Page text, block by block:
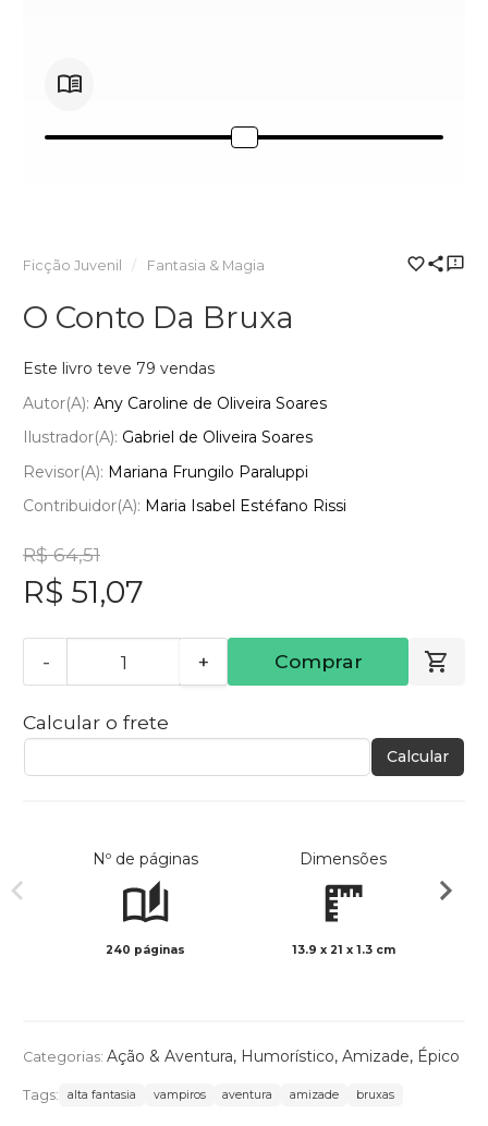
Ficção Juvenil Fantasia & Magia
O Conto Da Bruxa
Este livro teve 79 vendas
Autor(a): Any Caroline de Oliveira Soares
Ilustrador(a): Gabriel de Oliveira Soares
Revisor(a): Mariana Frungilo Paraluppi
Contribuidor(a): Maria Isabel Estéfano Rissi
R$ 64,51
R$ 51,07
- + Comprar
Calcular o frete
Calcular
Nº de páginas
240 páginas
Dimensões
13.9 x 21 x 1.3 cm
Categorias: Ação & Aventura, Humorístico, Amizade, Épico
Tags: alta fantasia vampiros aventura amizade bruxas